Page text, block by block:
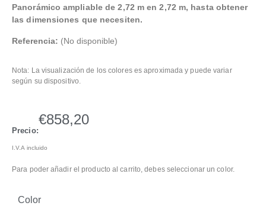
Panorámico ampliable de 2,72 m en 2,72 m, hasta obtener
las dimensiones que necesiten.
Referencia: (No disponible)
Nota: La visualización de los colores es aproximada y puede variar
según su dispositivo.
Precio:
€858,20
I.V.A incluido
Para poder añadir el producto al carrito, debes seleccionar un color.
Color